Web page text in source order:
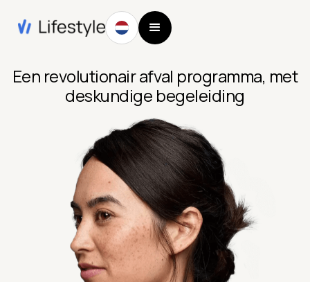
Een revolutionair afval programma, met
deskundige begeleiding